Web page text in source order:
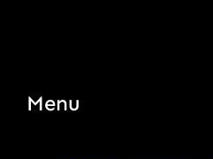
Menu